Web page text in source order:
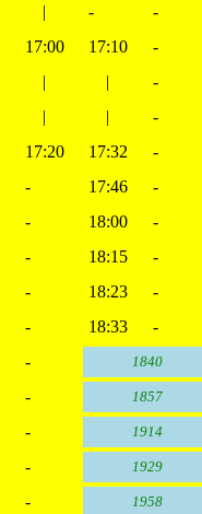
| - -
17:00 17:10 -
| | -
| | -
17:20 17:32 -
- 17:46 -
- 18:00 -
- 18:15 -
- 18:23 -
- 18:33 -
- 1840
- 1857
- 1914
- 1929
- 1958